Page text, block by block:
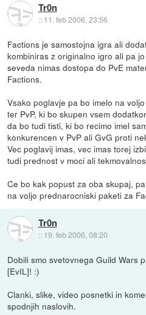
Tr0n
:: 11. feb 2006, 23:56
Factions je samostojna igra ali
kombiniras z originalno igro ali pa
seveda nimas dostopa do PvE
Factions.
Vsako poglavje pa bo imelo na
ter PvP, ki bo skupen vsem
da bo tudi tisti, ki bo recimo imel
konkurencen v PvP ali GvG proti
Vec poglavij imas, vec imas torej
tudi prednost v moci ali
Ce bo kak popust za oba skupaj,
na voljo prednarocniski paketi za
Tr0n
:: 19. feb 2006, 08:20
Dobili smo svetovnega Guild Wars
[EvIL]! :)
Clanki, slike, video posnetki in
spodnjih naslovih.